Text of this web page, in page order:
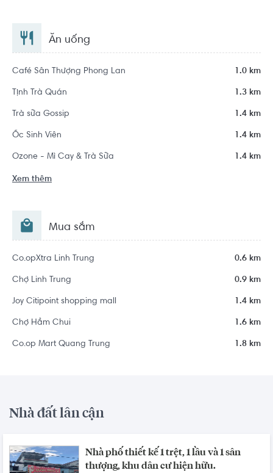
Ăn uống
Café Sân Thượng Phong Lan 1.0 km
Tịnh Trà Quán 1.3 km
Trà sữa Gossip 1.4 km
Ốc Sinh Viên 1.4 km
Ozone - Mì Cay & Trà Sữa 1.4 km
Xem thêm
Mua sắm
Co.opXtra Linh Trung 0.6 km
Chợ Linh Trung 0.9 km
Joy Citipoint shopping mall 1.4 km
Chợ Hầm Chui 1.6 km
Co.op Mart Quang Trung 1.8 km
Nhà đất lân cận
Nhà phố thiết kế 1 trệt, 1 lầu và 1 sân
thượng, khu dân cư hiện hữu.